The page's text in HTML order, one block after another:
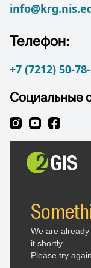
Телефон:
+7 (7212) 50-
Социальные